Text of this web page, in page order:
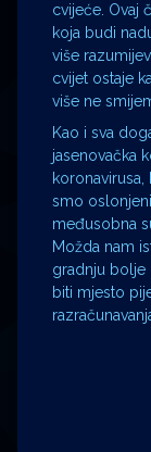
cvijeće. Ovaj
koja budi
više
cvijet ostaje
više ne
Kao i sva
jasenovačka
smo
međusobna
Možda nam
gradnju bolje
biti mjesto